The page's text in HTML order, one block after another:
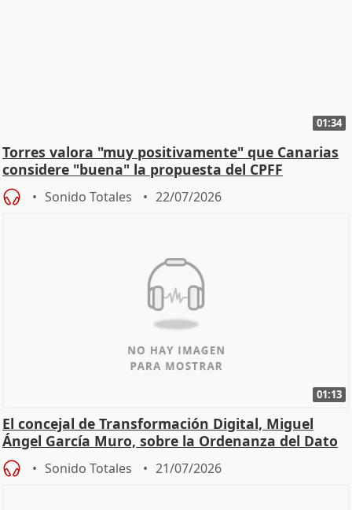
01:34
Torres valora "muy positivamente" que Canarias
considere "buena" la propuesta del CPFF
Sonido Totales 22/07/2026
01:13
El concejal de Transformación Digital, Miguel
Ángel García Muro, sobre la Ordenanza del Dato
Sonido Totales 21/07/2026